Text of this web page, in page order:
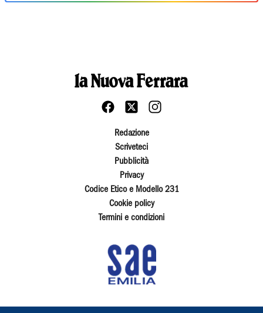
Redazione
Scriveteci
Pubblicità
Privacy
Codice Etico e Modello 231
Cookie policy
Termini e condizioni